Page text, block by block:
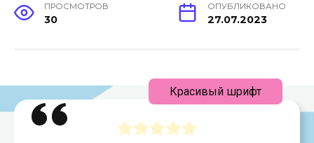
ПРОСМОТРОВ
30
ОПУБЛИКОВАНО
27.07.2023
Красивый шрифт